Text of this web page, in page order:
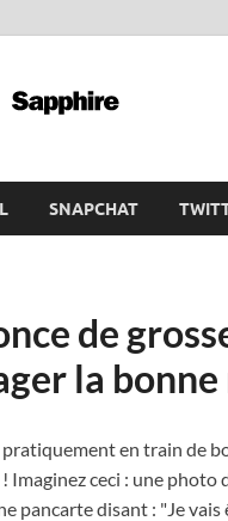
SNAPCHAT
de
la bonne
en train de
Imaginez ceci : une photo
pancarte disant : "Je vais